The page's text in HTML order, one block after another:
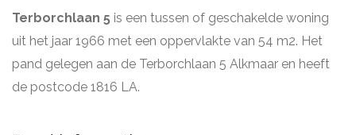
Terborchlaan 5 is een tussen of geschakelde woning
uit het jaar 1966 met een oppervlakte van 54 m2. Het
pand gelegen aan de Terborchlaan 5 Alkmaar en heeft
de postcode 1816 LA.